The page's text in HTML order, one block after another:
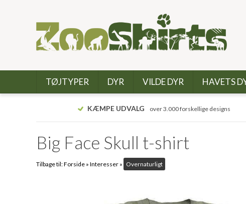
TØJTYPER DYR VILDE DYR HAVETS
KÆMPE UDVALG over 3.000 forskellige designs
Big Face Skull t-shirt
Tilbage til:Forside » Interesser » Overnaturligt